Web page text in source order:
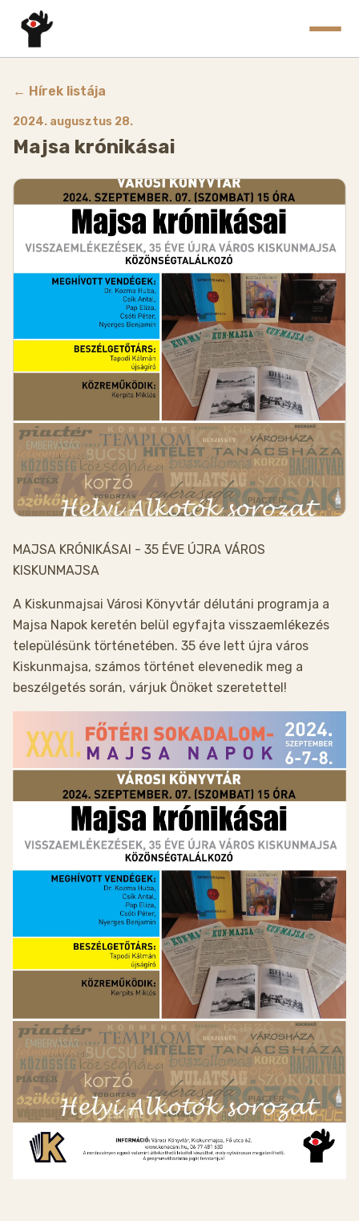
MŰVELŐDÉSI KÖZPONT
TÁJHÁZ
VÁROSI KÖNYVTÁR
TOURINFORM IRODA
GALÉRIA
PÁLYÁZATOK
TEREMBÉRLÉS
HÍREK/KÖZLEMÉNYEK
← Hírek listája
2024. augusztus 28.
Majsa krónikásai
MAJSA KRÓNIKÁSAI - 35 ÉVE ÚJRA VÁROS
KISKUNMAJSA
A Kiskunmajsai Városi Könyvtár délutáni programja a
Majsa Napok keretén belül egyfajta visszaemlékezés
településünk történetében. 35 éve lett újra város
Kiskunmajsa, számos történet elevenedik meg a
beszélgetés során, várjuk Önöket szeretettel!